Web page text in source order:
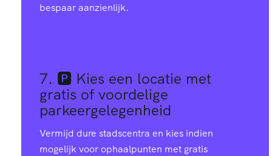
bespaar aanzienlijk.
7. 🅿️ Kies een locatie met
gratis of voordelige
parkeergelegenheid
Vermijd dure stadscentra en kies indien
mogelijk voor ophaalpunten met gratis